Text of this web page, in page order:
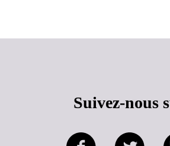
Suivez-nous